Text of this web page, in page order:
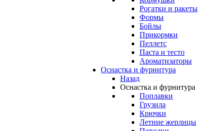
Рогатки и ракеты
Формы
Бойлы
Прикормки
Пеллетс
Паста и тесто
Ароматизаторы
Оснастка и фурнитура
Назад
Оснастка и фурнитура
Поплавки
Грузила
Крючки
Летние жерлицы